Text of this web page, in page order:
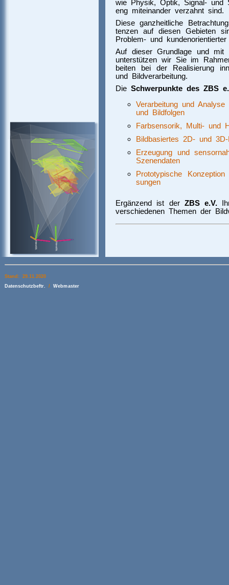
wie Phy­sik, Op­tik, Sig­nal- und
eng mit­ein­an­der ver­zahnt sind.
Diese ganzheitliche
ten­zen auf die­sen Ge­bie­ten
Pro­blem- und
Auf dieser Grund­la­ge und mit
un­ter­stüt­zen wir Sie im
bei­ten bei der Re­ali­sie­rung
und Bild­ver­ar­bei­tung.
Die Schwerpunkte des ZBS
Verarbeitung und
und Bild­fol­gen
Farbsensorik, Multi- und
Bildbasiertes 2D- und
Erzeugung und
Sze­nen­da­ten
Prototypische
sun­gen
Ergänzend ist der ZBS e.V.
ver­schie­de­nen The­men der
Stand: 29.11.2020
Datenschutzbeftr.
/Webmaster